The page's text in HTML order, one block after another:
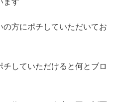
方にポチしていただいてお
していただけると何とブロ